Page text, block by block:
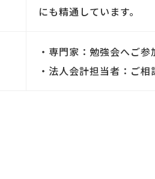
にも精通しています。
・専門家：勉強会へご参
・法人会計担当者：ご相